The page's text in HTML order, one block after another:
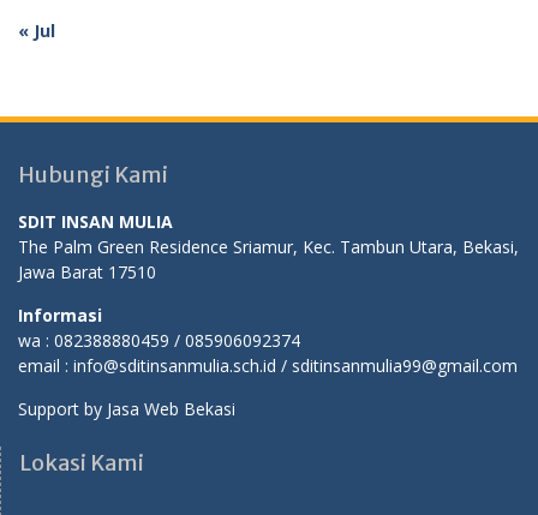
« Jul
Hubungi Kami
SDIT INSAN MULIA
The Palm Green Residence Sriamur, Kec. Tambun Utara, Bekasi,
Jawa Barat 17510
Informasi
wa : 082388880459 / 085906092374
email : info@sditinsanmulia.sch.id / sditinsanmulia99@gmail.com
Support by Jasa Web Bekasi
Lokasi Kami